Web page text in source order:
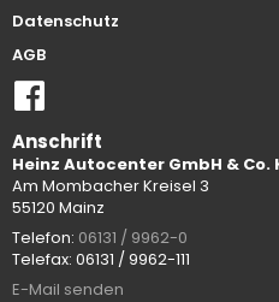
Datenschutz
AGB
Anschrift
Heinz Autocenter GmbH & Co.
Am Mombacher Kreisel 3
55120 Mainz
Telefon: 06131 / 9962-0
Telefax: 06131 / 9962-111
E-Mail senden